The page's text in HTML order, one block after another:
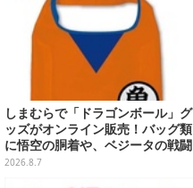
しまむらで「ドラゴンボール」グ
ッズがオンライン販売！バッグ類
に悟空の胴着や、ベジータの戦闘
服を大胆デザイン
2026.8.7